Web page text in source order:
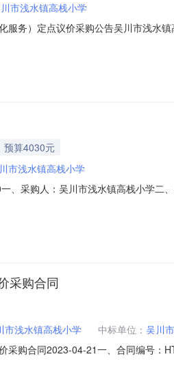
市浅水镇高栈小学
服务）定点议价采购公告吴川市浅水
单位1其它要求：1、基材：采用优质
预算4030元
市浅水镇高栈小学
、采购人：吴川市浅水镇高栈小学
采购合同
市浅水镇高栈小学 中标单位： 吴川
采购合同2023-04-21一、合同编号
方式：18922085622供应商（乙方）